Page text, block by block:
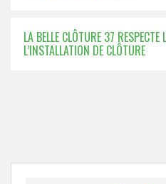
LA BELLE CLÔTURE 37
L’INSTALLATION DE CLÔTURE